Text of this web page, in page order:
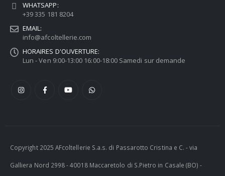
WHATSAPP:
+39 335 181 8204
EMAIL:
info@afcoltellerie.com
HORAIRES D'OUVERTURE:
Lun - Ven 9:00-13:00 16:00-18:00 Samedi sur demande
Copyright 2025 AFcoltellerie S.a.s. di Passarotto Cristina e C. - via
Galliera Nord 2998 - 40018 Maccaretolo di S.Pietro in Casale (BO) -